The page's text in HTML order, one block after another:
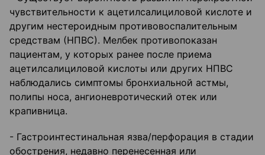
чувствительности к ацетилсалициловой кислоте и
другим нестероидным противовоспалительным
средствам (НПВС). Мелбек противопоказан
пациентам, у которых ранее после приема
ацетилсалициловой кислоты или других НПВС
наблюдались симптомы бронхиальной астмы,
полипы носа, ангионевротический отек или
крапивница.
- Гастроинтестинальная язва/перфорация в стадии
обострения, недавно перенесенная или